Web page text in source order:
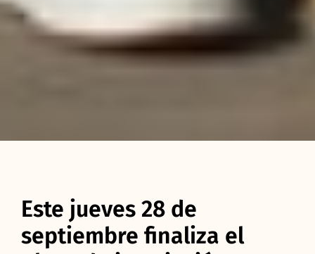
Este jueves 28 de
septiembre finaliza el